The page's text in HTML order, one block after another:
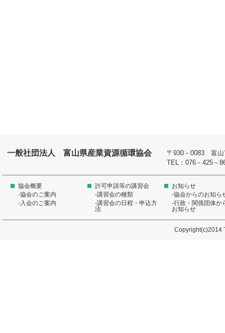
一般社団法人 富山県産業資源循環協会
〒930－0083 富山
TEL：076－425
協会概要
-協会のご案内
-入会のご案内
許可申請等の講習会
-講習会の種類
-講習会の日程・申込方
法
お知らせ
-協会からのお知ら
-行政・関係団体か
お知らせ
Copyright(c)2014